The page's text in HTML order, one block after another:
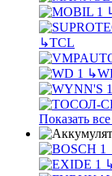
↳TCL
↳
Показать